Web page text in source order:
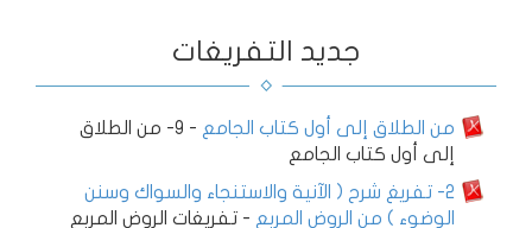
جديد التفريغات
من الطلاق إلى أول كتاب الجامع -
9- من الطلاق
إلى أول كتاب الجامع
2- تفريغ شرح ( الآنية والاستنجاء والسواك وسنن
الوضوء ) من الروض المربع - تفريغات الروض المربع